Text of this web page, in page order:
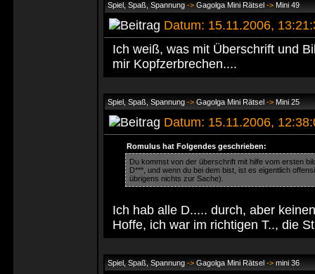
Spiel, Spaß, Spannung -> Gagolga Mini Rätsel -> Mini 49
Datum: 15.11.2006,
Ich weiß, was mit Überschrift und
mir Kopfzerbrechen....
Spiel, Spaß, Spannung -> Gagolga Mini Rätsel -> Mini 25
Datum: 15.11.2006,
Romulus hat Folgendes geschrieben:
Du kommst von der überschrift mit hilfe vom ersten
D***, und wenn du bei dem bist, ist es eigentlich
übrigens nichts zur Sache).
Ich hab alle D..... durch, aber
Hoffe, ich war im richtigen T.., die
Spiel, Spaß, Spannung -> Gagolga Mini Rätsel -> mini 36